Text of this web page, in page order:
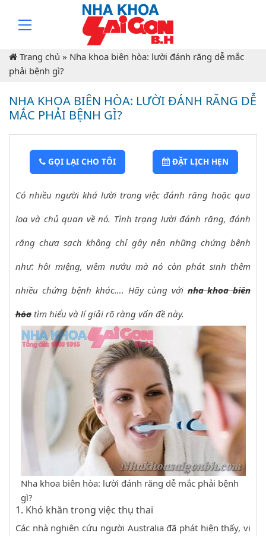
Trang chủ » Nha khoa biên hòa: lười đánh răng dễ mắc
phải bệnh gì?
NHA KHOA BIÊN HÒA: LƯỜI ĐÁNH RĂNG DỄ
MẮC PHẢI BỆNH GÌ?
GỌI LẠI CHO TÔI ĐẶT LỊCH HẸN
Có nhiều người khá lười trong việc đánh răng hoặc qua
loa và chủ quan về nó. Tình trạng lười đánh răng, đánh
răng chưa sạch không chỉ gây nên những chứng bệnh
như: hôi miệng, viêm nướu mà nó còn phát sinh thêm
nhiều chứng bệnh khác…. Hãy cùng vớinha khoa biên
hòa tìm hiểu và lí giải rõ ràng vấn đề này.
Nha khoa biên hòa: lười đánh răng dễ mắc phải bệnh
gì?
1. Khó khăn trong việc thụ thai
Các nhà nghiên cứu người Australia đã phát hiện thấy, vi